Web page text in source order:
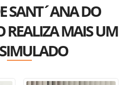
SANT´ANA DO
REALIZA MAIS UM